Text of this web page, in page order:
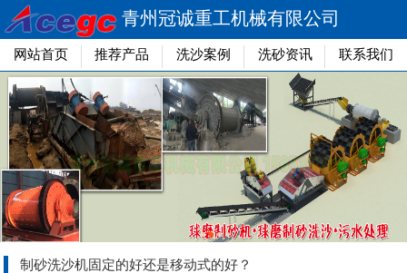
青州冠诚重工机械有限公司
网站首页 推荐产品 洗沙案例 洗砂资讯 联系我们
制砂洗沙机固定的好还是移动式的好？